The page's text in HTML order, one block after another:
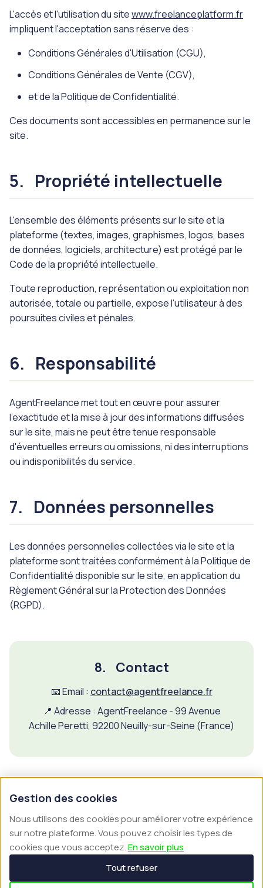
L'accès et l'utilisation du sitewww.freelanceplatform.fr
impliquent l'acceptation sans réserve des :
Conditions Générales d'Utilisation (CGU),
Conditions Générales de Vente (CGV),
et de la Politique de Confidentialité.
Ces documents sont accessibles en permanence sur le
site.
5. Propriété intellectuelle
L'ensemble des éléments présents sur le site et la
plateforme (textes, images, graphismes, logos, bases
de données, logiciels, architecture) est protégé par le
Code de la propriété intellectuelle.
Toute reproduction, représentation ou exploitation non
autorisée, totale ou partielle, expose l'utilisateur à des
poursuites civiles et pénales.
6. Responsabilité
AgentFreelance met tout en œuvre pour assurer
l'exactitude et la mise à jour des informations diffusées
sur le site, mais ne peut être tenue responsable
d'éventuelles erreurs ou omissions, ni des interruptions
ou indisponibilités du service.
7. Données personnelles
Les données personnelles collectées via le site et la
plateforme sont traitées conformément à la Politique de
Confidentialité disponible sur le site, en application du
Règlement Général sur la Protection des Données
(RGPD).
8. Contact
📧 Email : contact@agentfreelance.fr
📍 Adresse : AgentFreelance - 99 Avenue
Achille Peretti, 92200 Neuilly-sur-Seine (France)
Gestion des cookies
Nous utilisons des cookies pour améliorer votre expérience
sur notre plateforme. Vous pouvez choisir les types de
cookies que vous acceptez.En savoir plus
Tout refuser